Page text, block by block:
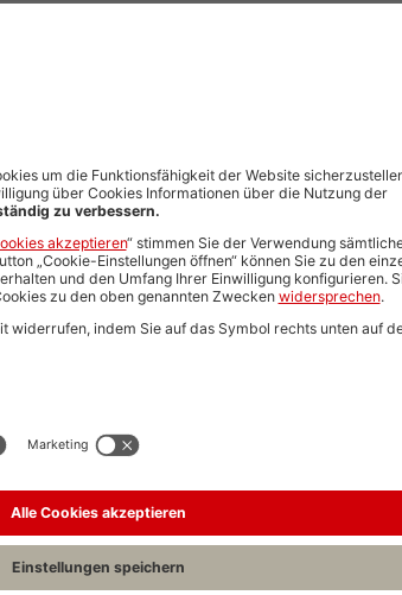
Jobs und Karriere-Updates per E-Mail erhalten?